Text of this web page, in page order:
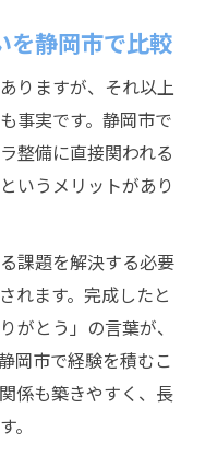
を静岡市で比較
りますが、それ以上
事実です。静岡市で
整備に直接関われる
いうメリットがあり
課題を解決する必要
れます。完成したと
がとう」の言葉が、
岡市で経験を積むこ
係も築きやすく、長
。